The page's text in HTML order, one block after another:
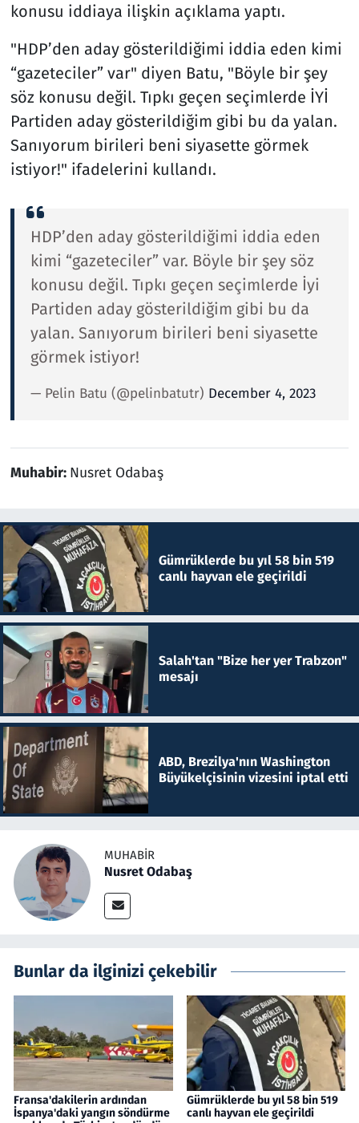
konusu iddiaya ilişkin açıklama yaptı.
"HDP’den aday gösterildiğimi iddia eden kimi
“gazeteciler” var" diyen Batu, "Böyle bir şey
söz konusu değil. Tıpkı geçen seçimlerde İYİ
Partiden aday gösterildiğim gibi bu da yalan.
Sanıyorum birileri beni siyasette görmek
istiyor!" ifadelerini kullandı.
HDP’den aday gösterildiğimi iddia eden
kimi “gazeteciler” var. Böyle bir şey söz
konusu değil. Tıpkı geçen seçimlerde İyi
Partiden aday gösterildiğim gibi bu da
yalan. Sanıyorum birileri beni siyasette
görmek istiyor!
— Pelin Batu (@pelinbatutr) December 4, 2023
Muhabir: Nusret Odabaş
Gümrüklerde bu yıl 58 bin 519
canlı hayvan ele geçirildi
Salah'tan "Bize her yer Trabzon"
mesajı
ABD, Brezilya'nın Washington
Büyükelçisinin vizesini iptal etti
MUHABIR
Nusret Odabaş
Bunlar da ilginizi çekebilir
Fransa'dakilerin ardından
İspanya'daki yangın söndürme
Gümrüklerde bu yıl 58 bin 519
canlı hayvan ele geçirildi
Televizyon